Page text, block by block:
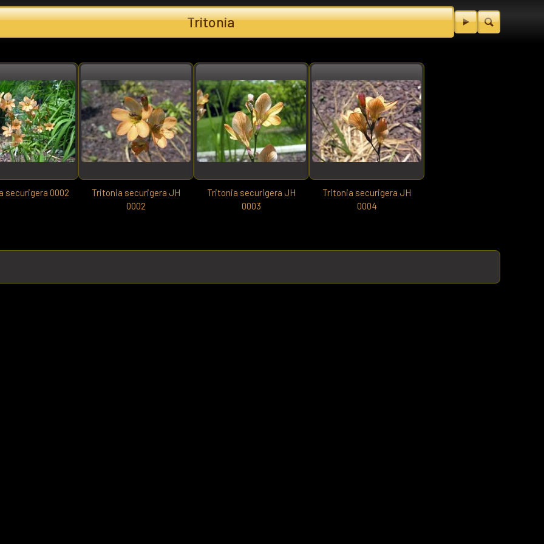
Tritonia
securigera 0002
Tritonia securigera JH
0002
Tritonia securigera JH
0003
Tritonia securigera JH
0004